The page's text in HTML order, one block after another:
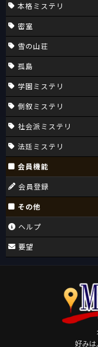
本格ミステリ
密室
雪の山荘
孤島
学園ミステリ
倒叙ミステリ
社会派ミステリ
法廷ミステリ
会員機能
会員登録
その他
ヘルプ
要望
好み